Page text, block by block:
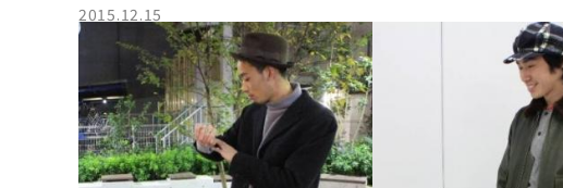
2015.12.15